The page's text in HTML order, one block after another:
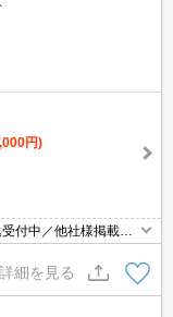
円)
付中／他社様掲載物
詳細を見る